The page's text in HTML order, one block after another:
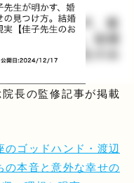
長の監修記事が掲載
のゴッドハンド・渡辺
の本音と意外な幸せの